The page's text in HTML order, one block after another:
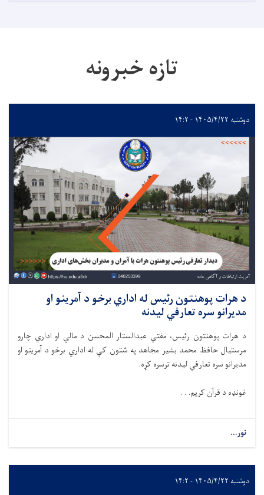
تازه خبرونه
دوشنبه ۱۴۰۵/۴/۲۲ - ۱۴:۲
د هرات پوهنتون رئیس له اداري برخو د آمرینو او
مدیرانو سره تعارفي لیدنه
د هرات پوهنتون رئیس، مفتي عبدالستار المحسن د مالي او اداري چارو
مرستیال حافظ محمد بشیر مجاهد په شتون کې له اداري برخو د آمرینو او
مدیرانو سره تعارفي لیدنه ترسره کړه.
غونډه د قرآن کریم. . .
نور...
دوشنبه ۱۴۰۵/۴/۲۲ - ۱۴:۲